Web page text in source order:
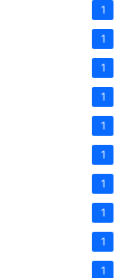
1
1
1
1
1
1
1
1
1
1